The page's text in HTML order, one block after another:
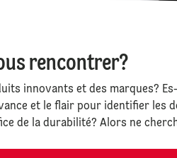
rencontrer?
innovants et des marques?
et le flair pour identifier les
de la durabilité? Alors ne